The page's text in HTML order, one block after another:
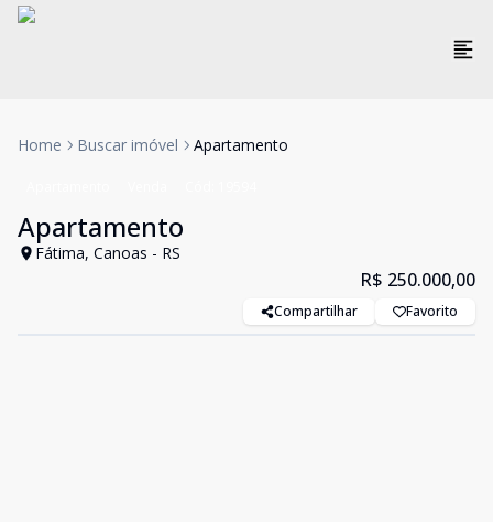
Home Buscar imóvel Apartamento
Apartamento
Fátima, Canoas - RS
R$ 250.000,00
Compartilhar Favorito